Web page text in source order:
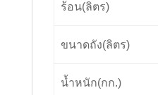
ร้อน(ลิตร)
ขนาดถัง(ลิตร)
น้ำหนัก(กก.)